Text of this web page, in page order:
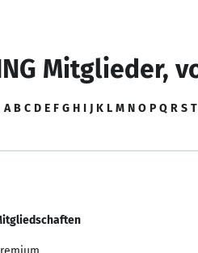
Mitglieder,
A B C D E F G H I J K L M N O P Q R S T